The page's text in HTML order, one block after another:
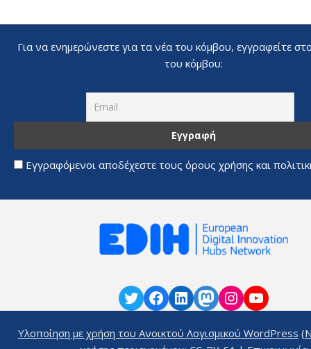
Για να ενημερώνεστε για τα νέα του κόμβου, εγγραφείτε
του κόμβου:
Εγγραφόμενοι αποδέχεστε τους όρους χρήσης και
Υλοποίηση με χρήση του Ανοικτού Λογισμικού WordPress (